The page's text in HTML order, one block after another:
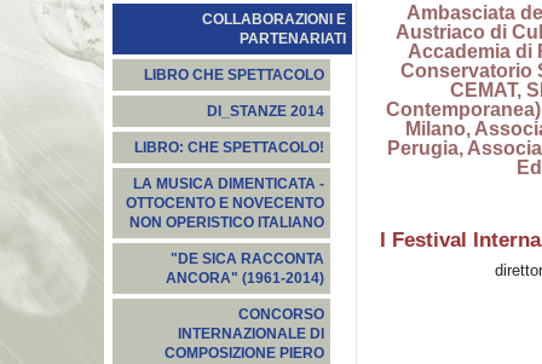
COLLABORAZIONI E
PARTENARIATI
LIBRO CHE SPETTACOLO
DI_STANZE 2014
LIBRO: CHE SPETTACOLO!
LA MUSICA DIMENTICATA -
OTTOCENTO E NOVECENTO
NON OPERISTICO ITALIANO
"DE SICA RACCONTA
ANCORA" (1961-2014)
CONCORSO
INTERNAZIONALE DI
COMPOSIZIONE PIERO
Ambasciata
Austriaco di
Accademia di
Conservatorio
CEMAT,
Milano,
Perugia,
I Festival